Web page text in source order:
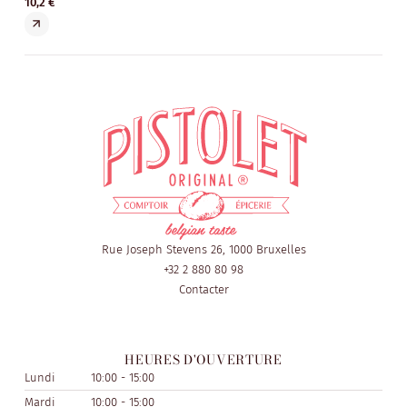
Rue Joseph Stevens 26, 1000 Bruxelles
+32 2 880 80 98
Contacter
HEURES D'OUVERTURE
Lundi
10:00 - 15:00
Mardi
10:00 - 15:00